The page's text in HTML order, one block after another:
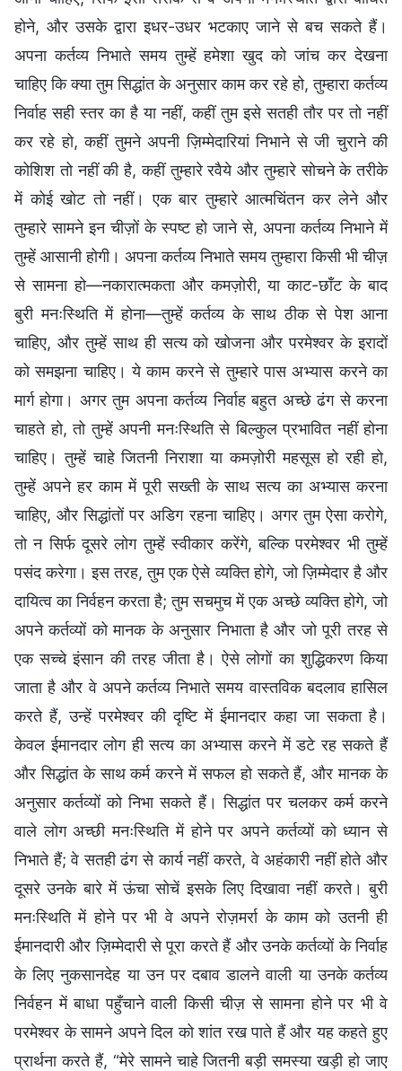
होने, और उसके द्वारा इधर-उधर भटकाए जाने से बच सकते हैं।
अपना कर्तव्य निभाते समय तुम्हें हमेशा खुद को जांच कर देखना
चाहिए कि क्या तुम सिद्धांत के अनुसार काम कर रहे हो, तुम्हारा कर्तव्य
निर्वाह सही स्तर का है या नहीं, कहीं तुम इसे सतही तौर पर तो नहीं
कर रहे हो, कहीं तुमने अपनी ज़िम्मेदारियां निभाने से जी चुराने की
कोशिश तो नहीं की है, कहीं तुम्हारे रवैये और तुम्हारे सोचने के तरीके
में कोई खोट तो नहीं। एक बार तुम्हारे आत्मचिंतन कर लेने और
तुम्हारे सामने इन चीज़ों के स्पष्ट हो जाने से, अपना कर्तव्य निभाने में
तुम्हें आसानी होगी। अपना कर्तव्य निभाते समय तुम्हारा किसी भी चीज़
से सामना हो—नकारात्मकता और कमज़ोरी, या काट-छाँट के बाद
बुरी मनःस्थिति में होना—तुम्हें कर्तव्य के साथ ठीक से पेश आना
चाहिए, और तुम्हें साथ ही सत्य को खोजना और परमेश्वर के इरादों
को समझना चाहिए। ये काम करने से तुम्हारे पास अभ्यास करने का
मार्ग होगा। अगर तुम अपना कर्तव्य निर्वाह बहुत अच्छे ढंग से करना
चाहते हो, तो तुम्हें अपनी मनःस्थिति से बिल्कुल प्रभावित नहीं होना
चाहिए। तुम्हें चाहे जितनी निराशा या कमज़ोरी महसूस हो रही हो,
तुम्हें अपने हर काम में पूरी सख्ती के साथ सत्य का अभ्यास करना
चाहिए, और सिद्धांतों पर अडिग रहना चाहिए। अगर तुम ऐसा करोगे,
तो न सिर्फ दूसरे लोग तुम्हें स्वीकार करेंगे, बल्कि परमेश्वर भी तुम्हें
पसंद करेगा। इस तरह, तुम एक ऐसे व्यक्ति होगे, जो ज़िम्मेदार है और
दायित्व का निर्वहन करता है; तुम सचमुच में एक अच्छे व्यक्ति होगे, जो
अपने कर्तव्यों को मानक के अनुसार निभाता है और जो पूरी तरह से
एक सच्चे इंसान की तरह जीता है। ऐसे लोगों का शुद्धिकरण किया
जाता है और वे अपने कर्तव्य निभाते समय वास्तविक बदलाव हासिल
करते हैं, उन्हें परमेश्वर की दृष्टि में ईमानदार कहा जा सकता है।
केवल ईमानदार लोग ही सत्य का अभ्यास करने में डटे रह सकते हैं
और सिद्धांत के साथ कर्म करने में सफल हो सकते हैं, और मानक के
अनुसार कर्तव्यों को निभा सकते हैं। सिद्धांत पर चलकर कर्म करने
वाले लोग अच्छी मनःस्थिति में होने पर अपने कर्तव्यों को ध्यान से
निभाते हैं; वे सतही ढंग से कार्य नहीं करते, वे अहंकारी नहीं होते और
दूसरे उनके बारे में ऊंचा सोचें इसके लिए दिखावा नहीं करते। बुरी
मनःस्थिति में होने पर भी वे अपने रोज़मर्रा के काम को उतनी ही
ईमानदारी और ज़िम्मेदारी से पूरा करते हैं और उनके कर्तव्यों के निर्वाह
के लिए नुकसानदेह या उन पर दबाव डालने वाली या उनके कर्तव्य
निर्वहन में बाधा पहुँचाने वाली किसी चीज़ से सामना होने पर भी वे
परमेश्वर के सामने अपने दिल को शांत रख पाते हैं और यह कहते हुए
प्रार्थना करते हैं, “मेरे सामने चाहे जितनी बड़ी समस्या खड़ी हो जाए